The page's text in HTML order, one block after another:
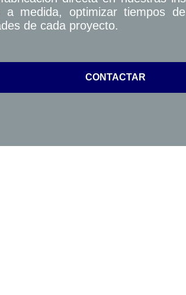
a medida, optimizar tiempos
de cada proyecto.
CONTACTAR